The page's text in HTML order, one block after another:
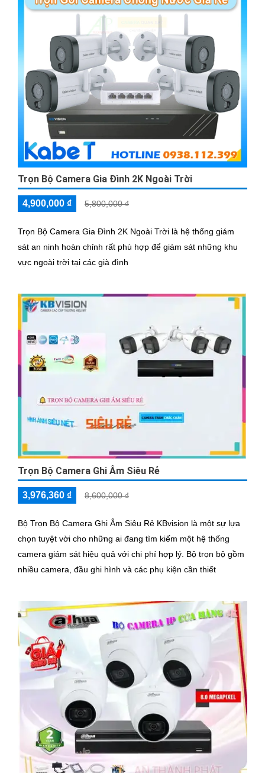
Trọn Bộ Camera Gia Đình 2K Ngoài Trời
4,900,000 ₫ 5,800,000 ₫
Trọn Bộ Camera Gia Đình 2K Ngoài Trời là hệ thống giám
sát an ninh hoàn chỉnh rất phù hợp để giám sát những khu
vực ngoài trời tại các già đình
Trọn Bộ Camera Ghi Âm Siêu Rẻ
3,976,360 ₫ 8,600,000 ₫
Bộ Trọn Bộ Camera Ghi Âm Siêu Rẻ KBvision là một sự lựa
chọn tuyệt vời cho những ai đang tìm kiếm một hệ thống
camera giám sát hiệu quả với chi phí hợp lý. Bộ trọn bộ gồm
nhiều camera, đầu ghi hình và các phụ kiện cần thiết